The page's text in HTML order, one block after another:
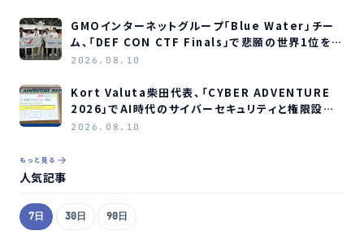
GMOインターネットグループ「Blue Water」チー
ム、「DEF CON CTF Finals」で悲願の世界1位を獲
得
2026.08.10
Kort Valuta柴田代表、「CYBER ADVENTURE
2026」でAI時代のサイバーセキュリティと権限設計
を解説
2026.08.10
もっと見る
人気記事
7日 30日 90日